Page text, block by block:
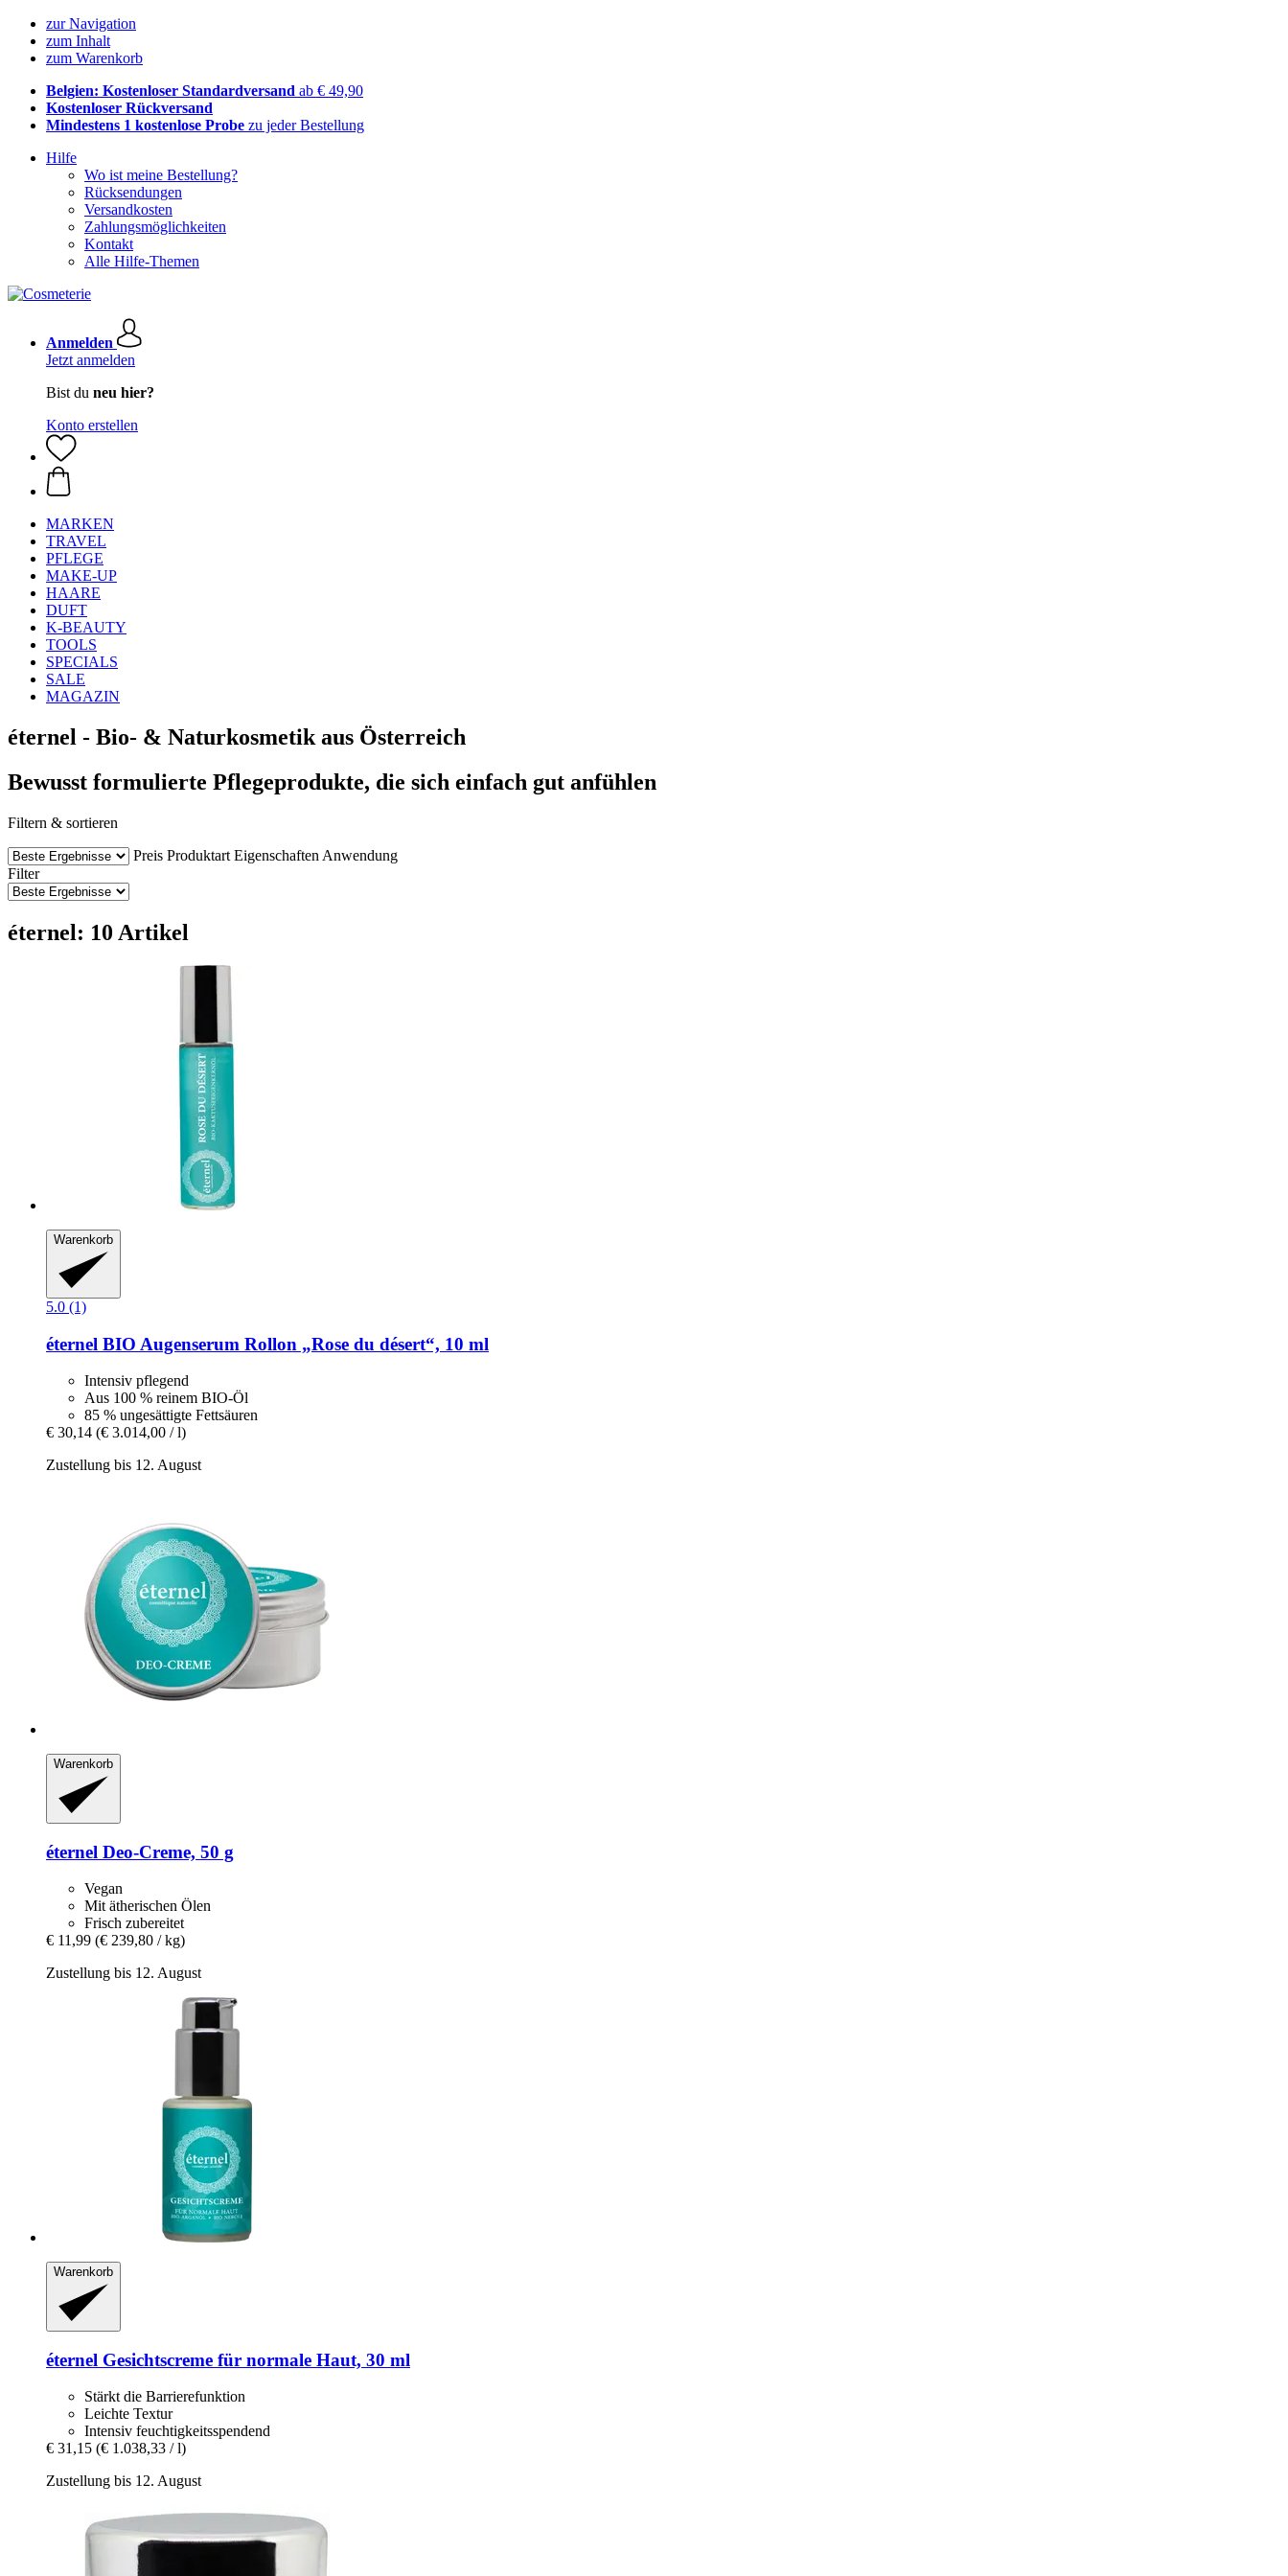
zur Navigation
zum Inhalt
zum Warenkorb
Belgien: Kostenloser Standardversand ab € 49,90
Kostenloser Rückversand
Mindestens 1 kostenlose Probe zu jeder Bestellung
Hilfe
Wo ist meine Bestellung?
Rücksendungen
Versandkosten
Zahlungsmöglichkeiten
Kontakt
Alle Hilfe-Themen
Anmelden
Jetzt anmelden
Bist du neu hier?
Konto erstellen
MARKEN
TRAVEL
PFLEGE
MAKE-UP
HAARE
DUFT
K-BEAUTY
TOOLS
SPECIALS
SALE
MAGAZIN
éternel - Bio- & Naturkosmetik aus Österreich
Bewusst formulierte Pflegeprodukte, die sich einfach gut anfühlen
Filtern & sortieren
Preis Produktart Eigenschaften Anwendung
Filter
éternel: 10 Artikel
Warenkorb
5.0 (1)
éternel BIO Augenserum Rollon „Rose du désert“, 10 ml
Intensiv pflegend
Aus 100 % reinem BIO-Öl
85 % ungesättigte Fettsäuren
€ 30,14 (€ 3.014,00 / l)
Zustellung bis 12. August
Warenkorb
éternel Deo-​Creme, 50 g
Vegan
Mit ätherischen Ölen
Frisch zubereitet
€ 11,99 (€ 239,80 / kg)
Zustellung bis 12. August
Warenkorb
éternel Gesichtscreme für normale Haut, 30 ml
Stärkt die Barrierefunktion
Leichte Textur
Intensiv feuchtigkeitsspendend
€ 31,15 (€ 1.038,33 / l)
Zustellung bis 12. August